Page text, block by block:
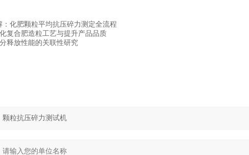
：化肥颗粒平均抗压碎力测定全流程
复合肥造粒工艺与提升产品品质
释放性能的关联性研究